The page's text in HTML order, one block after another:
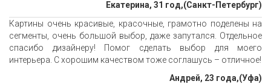
Екатерина, 31 год,(Санкт-Петербург)
Картины очень красивые, красочные, грамотно поделены на
сегменты, очень большой выбор, даже запутался. Отдельное
спасибо дизайнеру! Помог сделать выбор для моего
интерьера. С хорошим качеством тоже соглашусь – отличное!
Андрей, 23 года,(Уфа)